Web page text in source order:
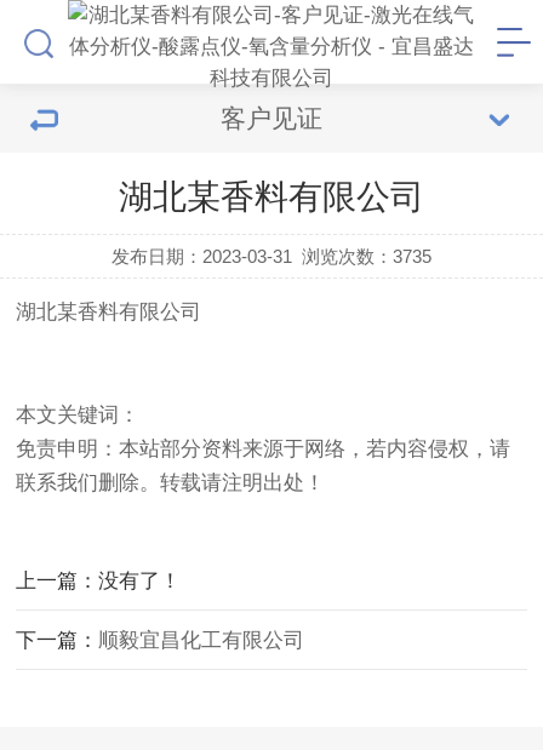
客户见证
湖北某香料有限公司
发布日期：2023-03-31 浏览次数：3735
湖北某香料有限公司
本文关键词：
免责申明：本站部分资料来源于网络，若内容侵权，请
联系我们删除。转载请注明出处！
上一篇：没有了！
下一篇： 顺毅宜昌化工有限公司